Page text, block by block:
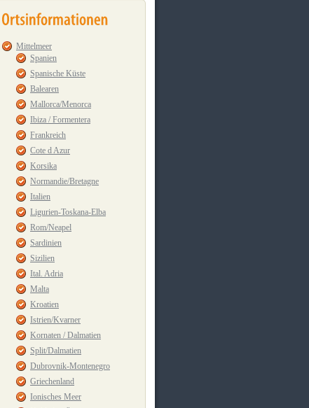
Mittelmeer
Spanien
Spanische Küste
Balearen
Mallorca/Menorca
Ibiza / Formentera
Frankreich
Cote d Azur
Korsika
Normandie/Bretagne
Italien
Ligurien-Toskana-Elba
Rom/Neapel
Sardinien
Sizilien
Ital. Adria
Malta
Kroatien
Istrien/Kvarner
Kornaten / Dalmatien
Split/Dalmatien
Dubrovnik-Montenegro
Griechenland
Ionisches Meer